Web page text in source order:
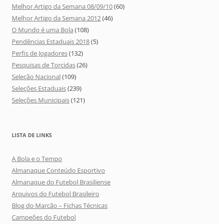
Melhor Artigo da Semana 08/09/10(60)
Melhor Artigo da Semana 2012(46)
O Mundo é uma Bola (108)
Pendências Estaduais 2018(5)
Perfis de Jogadores(132)
Pesquisas de Torcidas(26)
Seleção Nacional(109)
Seleções Estaduais(239)
Seleções Municipais(121)
LISTA DE LINKS
A Bola e o Tempo
Almanaque Conteúdo Esportivo
Almanaque do Futebol Brasiliense
Arquivos do Futebol Brasileiro
Blog do Marcão – Fichas Técnicas
Campeões do Futebol